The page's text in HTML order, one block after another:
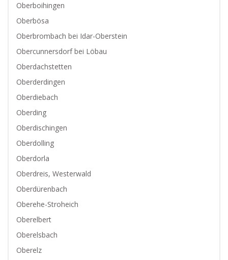
Oberboihingen
Oberbösa
Oberbrombach bei Idar-Oberstein
Obercunnersdorf bei Löbau
Oberdachstetten
Oberderdingen
Oberdiebach
Oberding
Oberdischingen
Oberdolling
Oberdorla
Oberdreis, Westerwald
Oberdürenbach
Oberehe-Stroheich
Oberelbert
Oberelsbach
Oberelz